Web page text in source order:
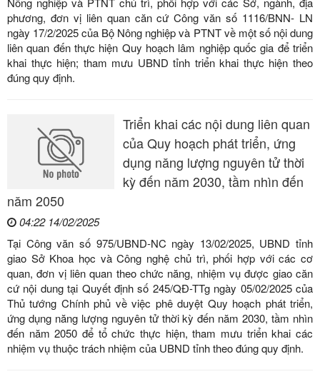
phương, đơn vị liên quan căn cứ Công văn số 1116/BNN- LN
ngày 17/2/2025 của Bộ Nông nghiệp và PTNT về một số nội dung
liên quan đến thực hiện Quy hoạch lâm nghiệp quốc gia để triển
khai thực hiện; tham mưu UBND tỉnh triển khai thực hiện theo
đúng quy định.
Triển khai các nội dung liên quan
của Quy hoạch phát triển, ứng
dụng năng lượng nguyên tử thời
kỳ đến năm 2030, tầm nhìn đến
năm 2050
04:22 14/02/2025
Tại Công văn số 975/UBND-NC ngày 13/02/2025, UBND tỉnh
giao Sở Khoa học và Công nghệ chủ trì, phối hợp với các cơ
quan, đơn vị liên quan theo chức năng, nhiệm vụ được giao căn
cứ nội dung tại Quyết định số 245/QĐ-TTg ngày 05/02/2025 của
Thủ tướng Chính phủ về việc phê duyệt Quy hoạch phát triển,
ứng dụng năng lượng nguyên tử thời kỳ đến năm 2030, tầm nhìn
đến năm 2050 để tổ chức thực hiện, tham mưu triển khai các
nhiệm vụ thuộc trách nhiệm của UBND tỉnh theo đúng quy định.